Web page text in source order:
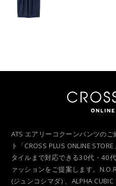
ATS エアリーコクーンパンツの
ト「CROSS PLUS ONLINE
タイルまで対応できる30代・40
ァッションをご提案します。
(ジュンコシマダ) 、ALPHA